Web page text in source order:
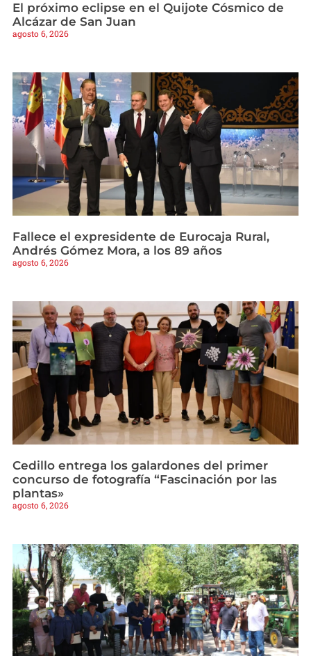
El próximo eclipse en el Quijote Cósmico de
Alcázar de San Juan
agosto 6, 2026
Fallece el expresidente de Eurocaja Rural,
Andrés Gómez Mora, a los 89 años
agosto 6, 2026
Cedillo entrega los galardones del primer
concurso de fotografía “Fascinación por las
plantas»
agosto 6, 2026